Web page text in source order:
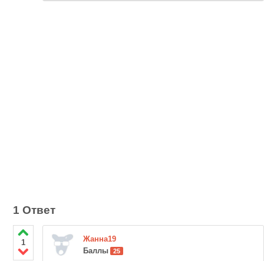
1 Ответ
1
Жанна19
Баллы
25